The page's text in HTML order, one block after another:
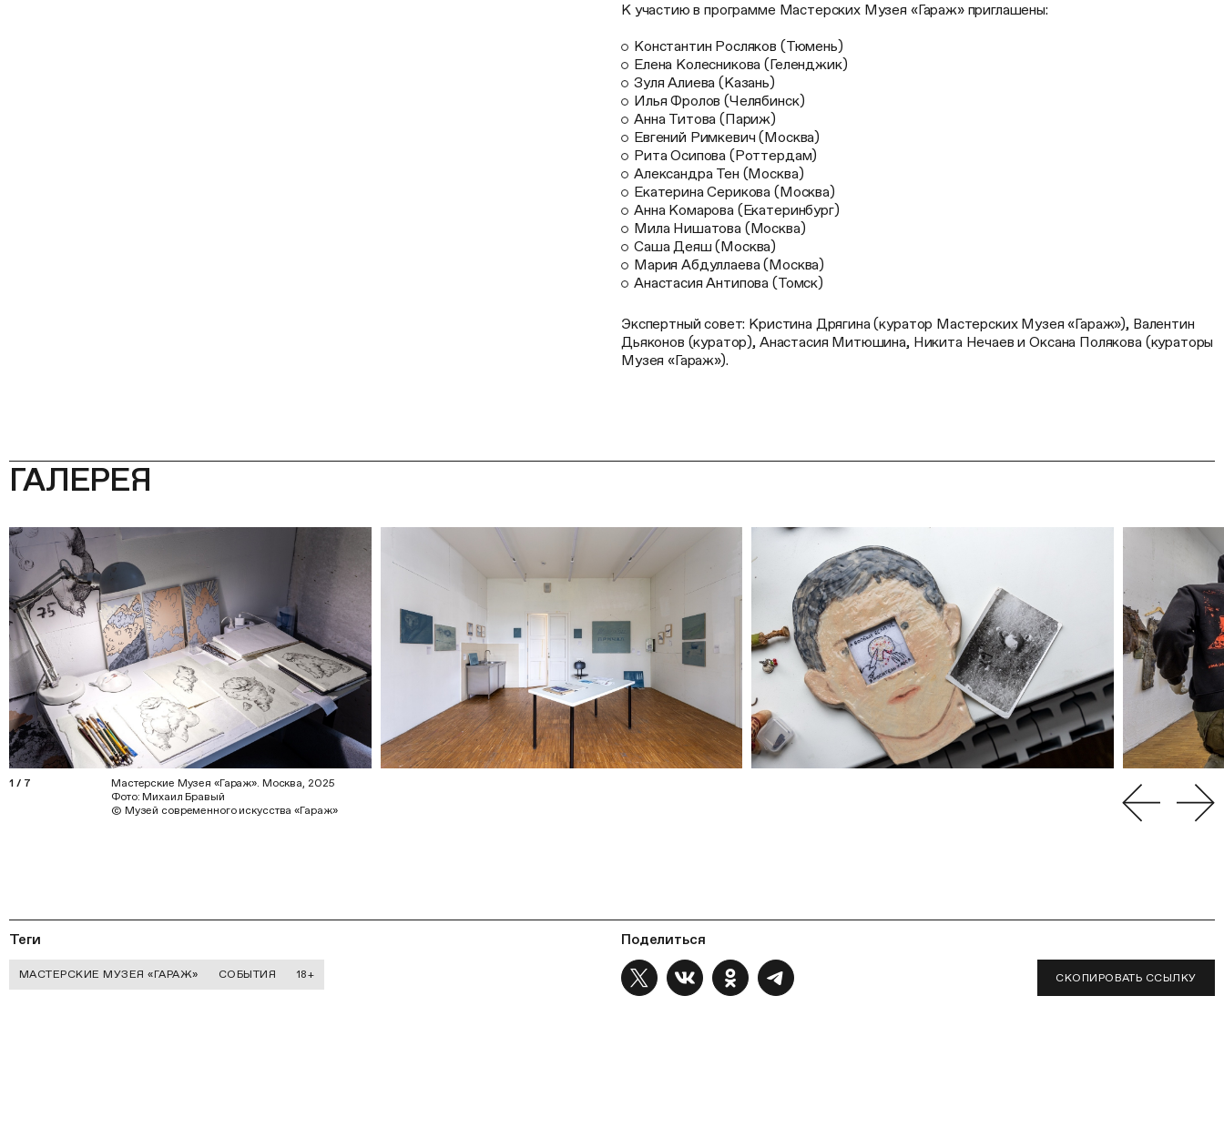
К участию в программе Мастерских Музея «Гараж» приглашены:
Константин Росляков (Тюмень)
Елена Колесникова (Геленджик)
Зуля Алиева (Казань)
Илья Фролов (Челябинск)
Анна Титова (Париж)
Евгений Римкевич (Москва)
Рита Осипова (Роттердам)
Александра Тен (Москва)
Екатерина Серикова (Москва)
Анна Комарова (Екатеринбург)
Мила Нишатова (Москва)
Саша Деяш (Москва)
Мария Абдуллаева (Москва)
Анастасия Антипова (Томск)
Экспертный совет: Кристина Дрягина (куратор Мастерских Музея «Гараж»), Валентин
Дьяконов (куратор), Анастасия Митюшина, Никита Нечаев и Оксана Полякова (кураторы
Музея «Гараж»).
ГАЛЕРЕЯ
1/ 7
Мастерские Музея «Гараж». Москва, 2025
Фото: Михаил Бравый
© Музей современного искусства «Гараж»
Теги
МАСТЕРСКИЕ МУЗЕЯ «ГАРАЖ» СОБЫТИЯ 18+
Поделиться
СКОПИРОВАТЬ ССЫЛКУ